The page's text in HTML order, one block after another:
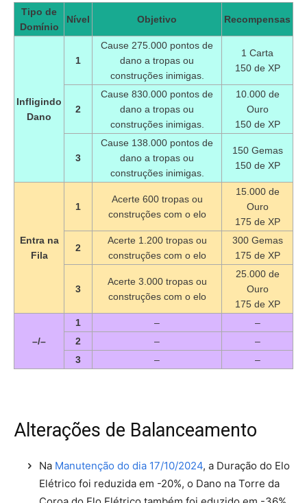
Tipo de
Domínio
Nível Objetivo Recompensas
Infligindo
Dano
1
Cause 275.000 pontos de
dano a tropas ou
construções inimigas.
1 Carta
150 de XP
2
Cause 830.000 pontos de
dano a tropas ou
construções inimigas.
10.000 de
Ouro
150 de XP
3
Cause 138.000 pontos de
dano a tropas ou
construções inimigas.
150 Gemas
150 de XP
Entra na
Fila
1
Acerte 600 tropas ou
construções com o elo
15.000 de
Ouro
175 de XP
2
Acerte 1.200 tropas ou
construções com o elo
300 Gemas
175 de XP
3
Acerte 3.000 tropas ou
construções com o elo
25.000 de
Ouro
175 de XP
–/–
1 –
–
2
–
–
3
– –
Alterações de Balanceamento
Na Manutenção do dia 17/10/2024, a Duração do Elo
Elétrico foi reduzida em -20%, o Dano na Torre da